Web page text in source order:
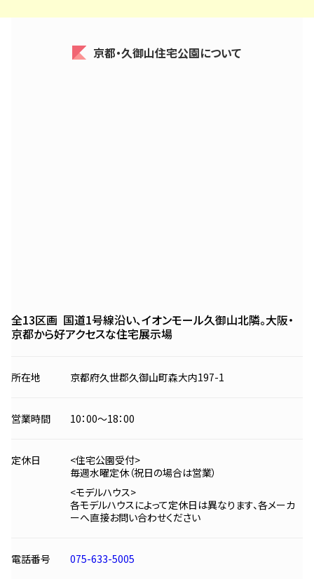
京都・久御山住宅公園について
全13区画 国道1号線沿い、イオンモール久御山北隣。大阪・
京都から好アクセスな住宅展示場
所在地 京都府久世郡久御山町森大内197-1
営業時間 10：00〜18：00
定休日
<住宅公園受付>
毎週水曜定休（祝日の場合は営業）
<モデルハウス>
各モデルハウスによって定休日は異なります、各メーカ
ーへ直接お問い合わせください
電話番号 075-633-5005